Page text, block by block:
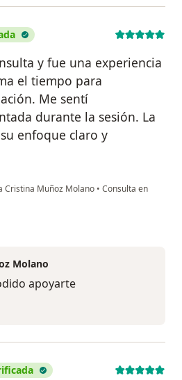
y fue una experiencia
el tiempo para
Me sentí
durante la sesión. La
enfoque claro y
Cristina Muñoz Molano • Consulta en
Molano
apoyarte